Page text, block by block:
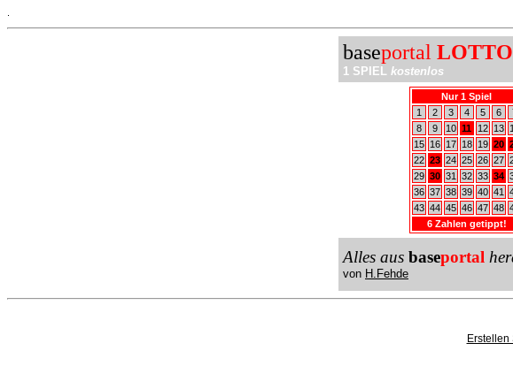
baseportal LOTTO
1 SPIEL kostenlos
Nur 1 Spiel
1
2 3 4 5 6
8
9 10 11 12 13
15
16 17 18 19 20
22 23 24 25 26 27
29 30 31 32 33 34
36 37 38 39 40 41
43 44 45 46 47 48
6 Zahlen getippt!
Alles aus baseportal
von H.Fehde
Erstellen